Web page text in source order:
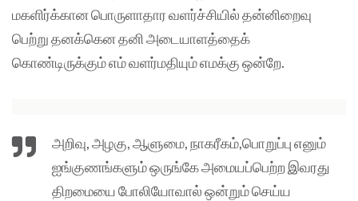
மகளிர்க்கான பொருளாதார வளர்ச்சியில் தன்னிறைவு
பெற்று தனக்கென தனி அடையாளத்தைக்
கொண்டிருக்கும் எம் வளர்மதியும் எமக்கு ஒன்றே.
அறிவு, அழகு, ஆளுமை, நாகரீகம்,பொறுப்பு எனும்
ஐங்குணங்களும் ஒருங்கே அமையப்பெற்ற இவரது
திறமையை போலியோவால் ஒன்றும் செய்ய